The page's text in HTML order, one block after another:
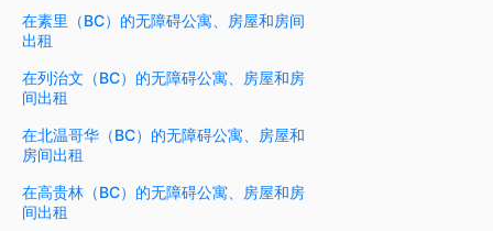
在素里（BC）的无障碍公寓、房屋和房间
出租
在列治文（BC）的无障碍公寓、房屋和房
间出租
在北温哥华（BC）的无障碍公寓、房屋和
房间出租
在高贵林（BC）的无障碍公寓、房屋和房
间出租